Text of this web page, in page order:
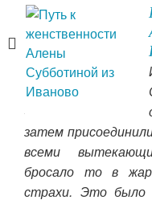
затем
всеми
бросало то в
страхи. Это было